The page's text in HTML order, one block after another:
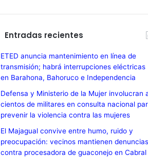
Entradas recientes
ETED anuncia mantenimiento en línea de
transmisión; habrá interrupciones eléctricas
en Barahona, Bahoruco e Independencia
Defensa y Ministerio de la Mujer involucran
cientos de militares en consulta nacional
prevenir la violencia contra las mujeres
El Majagual convive entre humo, ruido y
preocupación: vecinos mantienen denuncias
contra procesadora de guaconejo en Cabral